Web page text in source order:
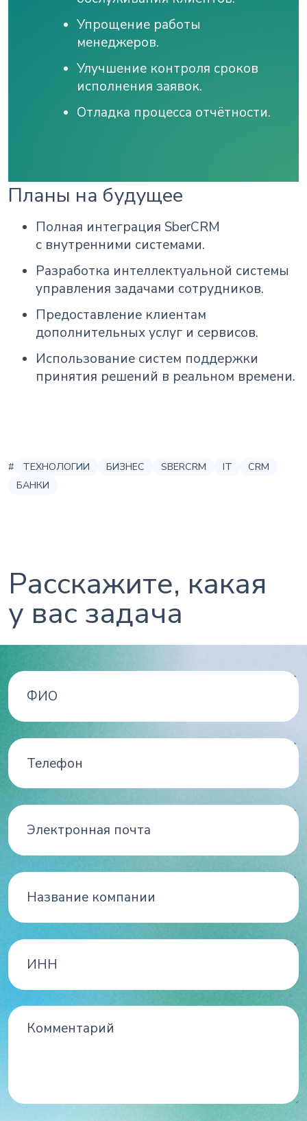
Упрощение работы
менеджеров.
Улучшение контроля сроков
исполнения заявок.
Отладка процесса отчётности.
Планы на будущее
Полная интеграция SberCRM
с внутренними системами.
Разработка интеллектуальной системы
управления задачами сотрудников.
Предоставление клиентам
дополнительных услуг и сервисов.
Использование систем поддержки
принятия решений в реальном времени.
# ТЕХНОЛОГИИ БИЗНЕС SBERCRM IT
CRM
БАНКИ
Расскажите, какая
у вас задача